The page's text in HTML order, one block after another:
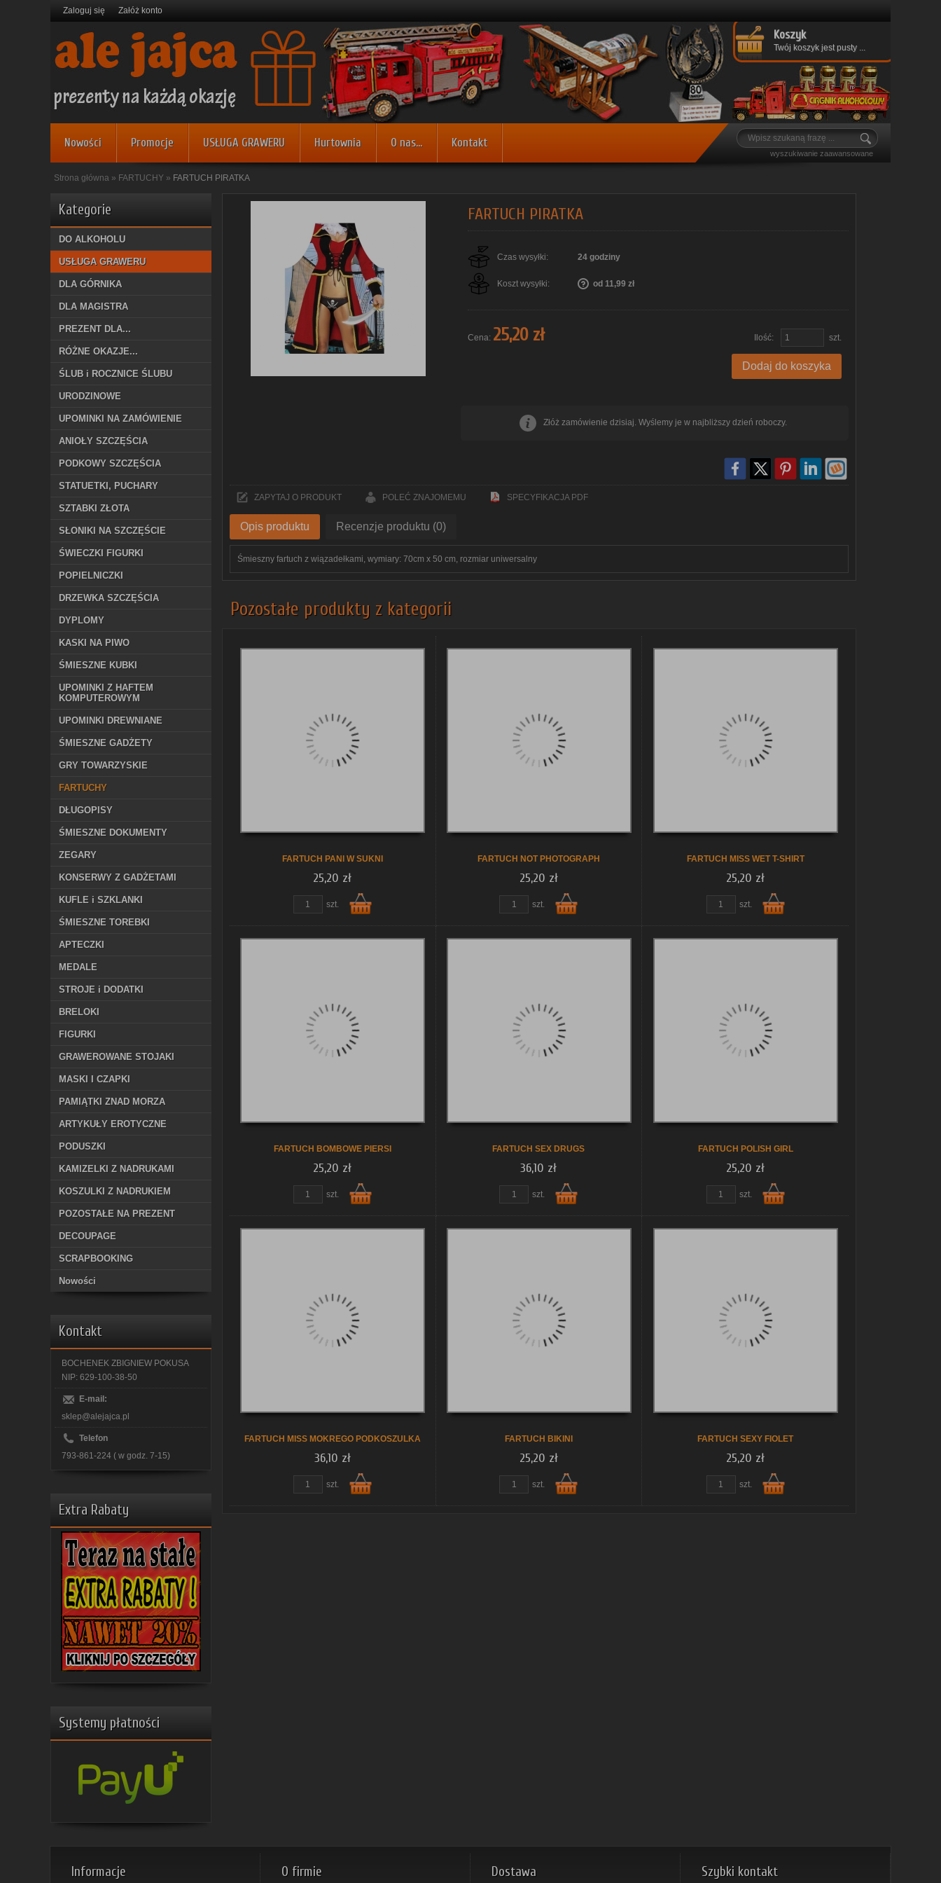
Koszyk
Twój koszyk jest pusty ...
Zaloguj się Załóż konto
wyszukiwanie zaawansowane
Nowości Promocje USŁUGA GRAWERU Hurtownia O nas... Kontakt
Strona główna » FARTUCHY » FARTUCH PIRATKA
Kategorie
DO ALKOHOLU
USŁUGA GRAWERU
DLA GÓRNIKA
DLA MAGISTRA
PREZENT DLA...
RÓŻNE OKAZJE...
ŚLUB i ROCZNICE ŚLUBU
URODZINOWE
UPOMINKI NA ZAMÓWIENIE
ANIOŁY SZCZĘŚCIA
PODKOWY SZCZĘŚCIA
STATUETKI, PUCHARY
SZTABKI ZŁOTA
SŁONIKI NA SZCZĘŚCIE
ŚWIECZKI FIGURKI
POPIELNICZKI
DRZEWKA SZCZĘŚCIA
DYPLOMY
KASKI NA PIWO
ŚMIESZNE KUBKI
UPOMINKI Z HAFTEM
KOMPUTEROWYM
UPOMINKI DREWNIANE
ŚMIESZNE GADŻETY
GRY TOWARZYSKIE
FARTUCHY
DŁUGOPISY
ŚMIESZNE DOKUMENTY
ZEGARY
KONSERWY Z GADŻETAMI
KUFLE i SZKLANKI
ŚMIESZNE TOREBKI
APTECZKI
MEDALE
STROJE i DODATKI
BRELOKI
FIGURKI
GRAWEROWANE STOJAKI
MASKI I CZAPKI
PAMIĄTKI ZNAD MORZA
ARTYKUŁY EROTYCZNE
PODUSZKI
KAMIZELKI Z NADRUKAMI
KOSZULKI Z NADRUKIEM
POZOSTAŁE NA PREZENT
DECOUPAGE
SCRAPBOOKING
Nowości
Kontakt
BOCHENEK ZBIGNIEW POKUSA
NIP: 629-100-38-50
E-mail:
sklep@alejajca.pl
Telefon
793-861-224 ( w godz. 7-15)
Extra Rabaty
Systemy płatności
FARTUCH PIRATKA
Czas wysyłki: 24 godziny
Koszt wysyłki: od 11,99 zł
Cena: 25,20 zł Ilość: szt.
Dodaj do koszyka
Złóż zamówienie dzisiaj. Wyślemy je w najbliższy dzień roboczy.
ZAPYTAJ O PRODUKT POLEĆ ZNAJOMEMU SPECYFIKACJA PDF
Opis produktu Recenzje produktu (0)
Śmieszny fartuch z wiązadełkami, wymiary: 70cm x 50 cm, rozmiar uniwersalny
Pozostałe produkty z kategorii
FARTUCH PANI W SUKNI
25,20 zł
szt.
FARTUCH NOT PHOTOGRAPH
25,20 zł
szt.
FARTUCH MISS WET T-SHIRT
25,20 zł
szt.
FARTUCH BOMBOWE PIERSI
25,20 zł
szt.
FARTUCH SEX DRUGS
36,10 zł
szt.
FARTUCH POLISH GIRL
25,20 zł
szt.
FARTUCH MISS MOKREGO PODKOSZULKA
36,10 zł
szt.
FARTUCH BIKINI
25,20 zł
szt.
FARTUCH SEXY FIOLET
25,20 zł
szt.
Informacje O firmie Dostawa Szybki kontakt